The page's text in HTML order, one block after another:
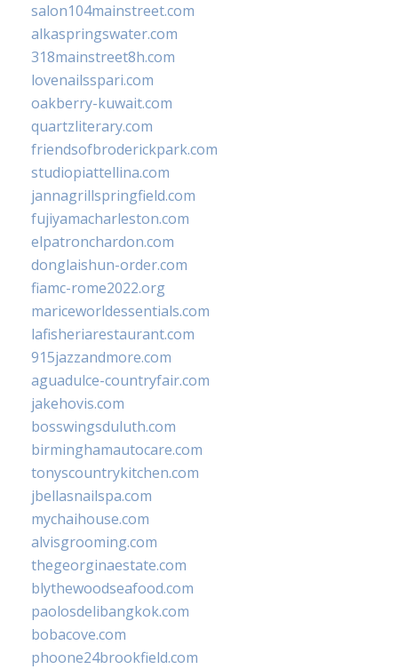
salon104mainstreet.com
alkaspringswater.com
318mainstreet8h.com
lovenailsspari.com
oakberry-kuwait.com
quartzliterary.com
friendsofbroderickpark.com
studiopiattellina.com
jannagrillspringfield.com
fujiyamacharleston.com
elpatronchardon.com
donglaishun-order.com
fiamc-rome2022.org
mariceworldessentials.com
lafisheriarestaurant.com
915jazzandmore.com
aguadulce-countryfair.com
jakehovis.com
bosswingsduluth.com
birminghamautocare.com
tonyscountrykitchen.com
jbellasnailspa.com
mychaihouse.com
alvisgrooming.com
thegeorginaestate.com
blythewoodseafood.com
paolosdelibangkok.com
bobacove.com
phoone24brookfield.com